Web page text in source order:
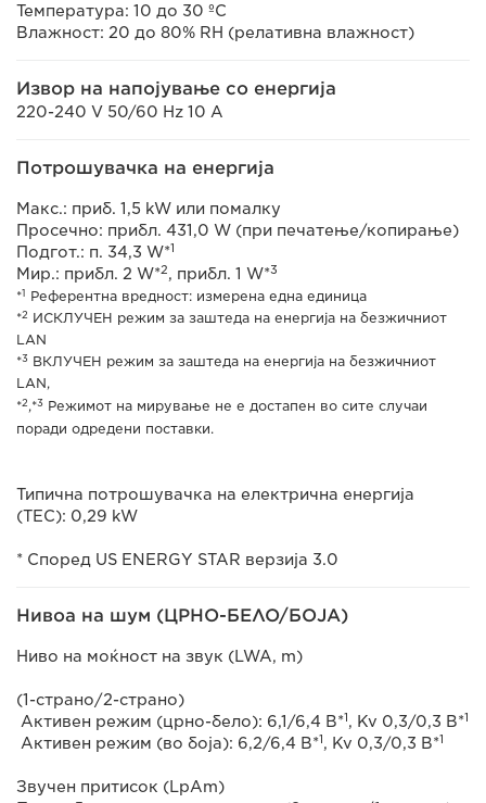
Температура: 10 до 30 ºC
Влажност: 20 до 80% RH (релативна влажност)
Извор на напојување со енергија
220-240 V 50/60 Hz 10 A
Потрошувачка на енергија
Макс.: приб. 1,5 kW или помалку
Просечно: прибл. 431,0 W (при печатење/копирање)
Подгот.: п. 34,3 W*1
Мир.: прибл. 2 W*2, прибл. 1 W*3
*1 Референтна вредност: измерена една единица
*2 ИСКЛУЧЕН режим за заштеда на енергија на безжичниот
LAN
*3 ВКЛУЧЕН режим за заштеда на енергија на безжичниот
LAN,
*2,*3 Режимот на мирување не е достапен во сите случаи
поради одредени поставки.
Типична потрошувачка на електрична енергија
(TEC): 0,29 kW
* Според US ENERGY STAR верзија 3.0
Нивоа на шум (ЦРНО-БЕЛО/БОЈА)
Ниво на моќност на звук (LWA, m)
(1-страно/2-страно)
Активен режим (црно-бело): 6,1/6,4 B*1, Kv 0,3/0,3 B*1
Активен режим (во боја): 6,2/6,4 B*1, Kv 0,3/0,3 B*1
Звучен притисок (LpAm)